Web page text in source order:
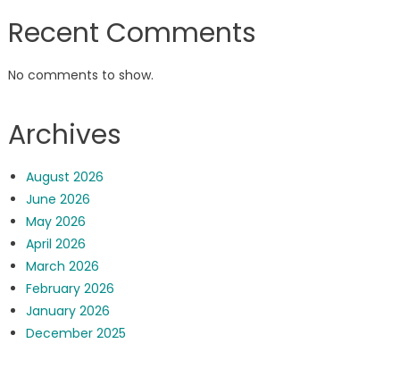
Recent Comments
No comments to show.
Archives
August 2026
June 2026
May 2026
April 2026
March 2026
February 2026
January 2026
December 2025